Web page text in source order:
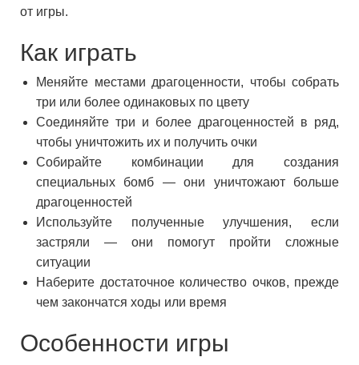
от игры.
Как играть
Меняйте местами драгоценности, чтобы собрать
три или более одинаковых по цвету
Соединяйте три и более драгоценностей в ряд,
чтобы уничтожить их и получить очки
Собирайте комбинации для создания
специальных бомб — они уничтожают больше
драгоценностей
Используйте полученные улучшения, если
застряли — они помогут пройти сложные
ситуации
Наберите достаточное количество очков, прежде
чем закончатся ходы или время
Особенности игры